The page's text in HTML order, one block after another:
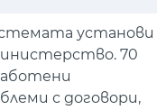
установи
70
с договори,